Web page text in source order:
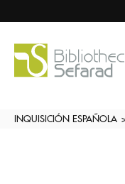
INQUISICIÓN ESPAÑOLA